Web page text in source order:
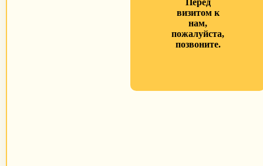
Перед
визитом к
нам,
пожалуйста,
позвоните.